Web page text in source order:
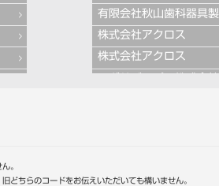
有限会社秋山歯科器具
株式会社アクロス
株式会社アクロス
。
どちらのコードをお伝えいただいても構いません。